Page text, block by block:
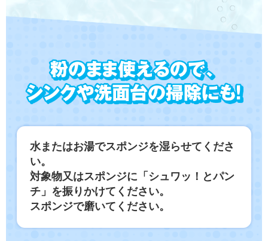
水またはお湯でスポンジを湿らせてくださ
い。
対象物又はスポンジに「シュワッ！とパン
チ」を振りかけてください。
スポンジで磨いてください。